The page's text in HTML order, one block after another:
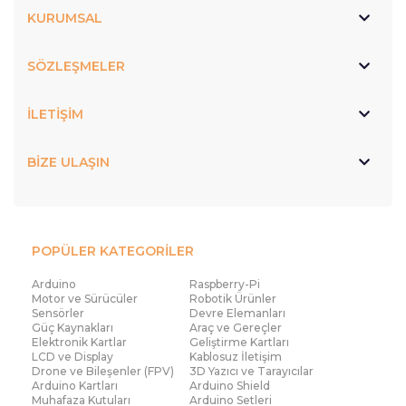
üstlenir. Programlayıcılarla birlikte kullanılan bu
olmasını sağlar.
Eğitim ve başlangıç seviyesindeki kullanıcılar için
önemli bir yer tutar. BBC Micro:Bit V2, özellikle
programlanabilir yapısı sayesinde kullanıcıların
şekilde öğrenmesine yardımcı olur. Bu tür kartlar,
eğitim alanında programlayıcı kullanımını daha
erişilebilir hale getirir ve yeni başlayanlar için güçlü
bir başlangıç noktası sunar.
Elektronik projelerde yalnızca yazılım değil, aynı
KURUMSAL
SÖZLEŞMELER
İLETİŞİM
BİZE ULAŞIN
POPÜLER KATEGORİLER
Arduino
Raspberry-Pi
Motor ve Sürücüler
Robotik Ürünler
Sensörler
Devre Elemanları
Güç Kaynakları
Araç ve Gereçler
Elektronik Kartlar
Geliştirme Kartları
LCD ve Display
Kablosuz İletişim
Drone ve Bileşenler (FPV)
3D Yazıcı ve Tarayıcılar
Arduino Kartları
Arduino Shield
Muhafaza Kutuları
Arduino Setleri